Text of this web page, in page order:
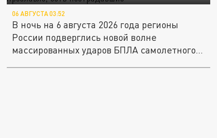
06 АВГУСТА 03:52
В ночь на 6 августа 2026 года регионы
России подверглись новой волне
массированных ударов БПЛА самолетного...